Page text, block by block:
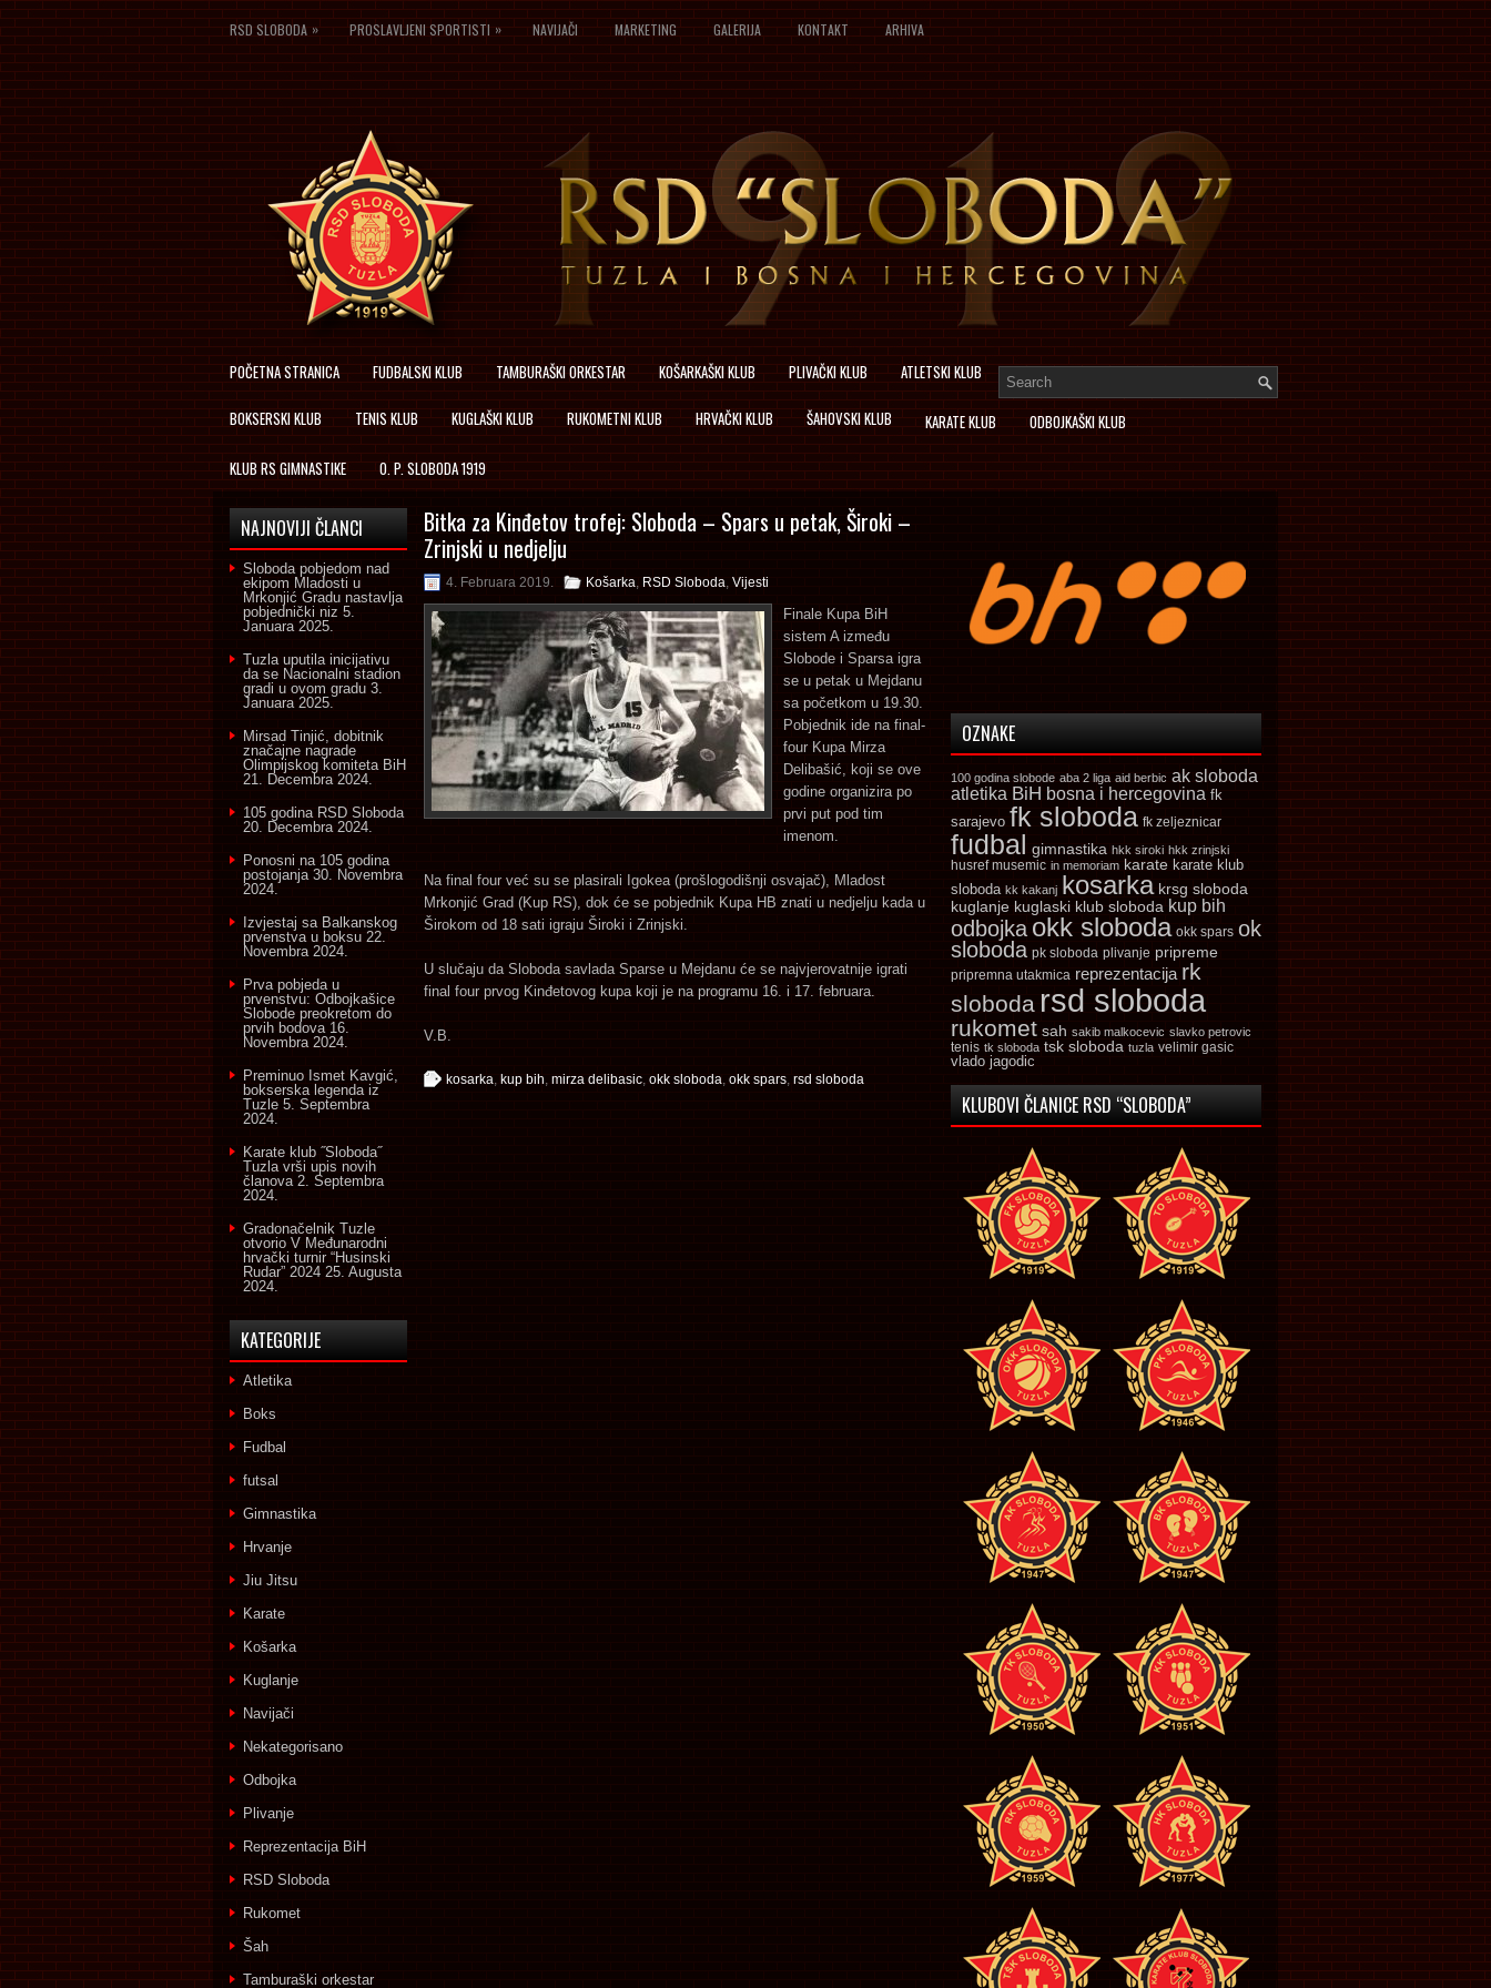
RSD SLOBODA » PROSLAVLJENI SPORTISTI » NAVIJAČI MARKETING GALERIJA KONTAKT ARHIVA
POČETNA STRANICA FUDBALSKI KLUB TAMBURAŠKI ORKESTAR KOŠARKAŠKI KLUB PLIVAČKI KLUB ATLETSKI KLUB
BOKSERSKI KLUB TENIS KLUB KUGLAŠKI KLUB RUKOMETNI KLUB HRVAČKI KLUB ŠAHOVSKI KLUB KARATE KLUB ODBOJKAŠKI KLUB
KLUB RS GIMNASTIKE O. P. SLOBODA 1919
Bitka za Kinđetov trofej: Sloboda – Spars u petak, Široki –
Zrinjski u nedjelju
4. Februara 2019. Košarka, RSD Sloboda, Vijesti
Finale Kupa BiH
sistem A između
Slobode i Sparsa igra
se u petak u Mejdanu
sa početkom u 19.30.
Pobjednik ide na final-
four Kupa Mirza
Delibašić, koji se ove
godine organizira po
prvi put pod tim
imenom.
Na final four već su se plasirali Igokea (prošlogodišnji osvajač), Mladost
Mrkonjić Grad (Kup RS), dok će se pobjednik Kupa HB znati u nedjelju kada u
Širokom od 18 sati igraju Široki i Zrinjski.
U slučaju da Sloboda savlada Sparse u Mejdanu će se najvjerovatnije igrati
final four prvog Kinđetovog kupa koji je na programu 16. i 17. februara.
V.B.
kosarka, kup bih, mirza delibasic, okk sloboda, okk spars, rsd sloboda
NAJNOVIJI ČLANCI
Sloboda pobjedom nad
ekipom Mladosti u
Mrkonjić Gradu nastavlja
pobjednički niz 5.
Januara 2025.
Tuzla uputila inicijativu
da se Nacionalni stadion
gradi u ovom gradu 3.
Januara 2025.
Mirsad Tinjić, dobitnik
značajne nagrade
Olimpijskog komiteta BiH
21. Decembra 2024.
105 godina RSD Sloboda
20. Decembra 2024.
Ponosni na 105 godina
postojanja 30. Novembra
2024.
Izvjestaj sa Balkanskog
prvenstva u boksu 22.
Novembra 2024.
Prva pobjeda u
prvenstvu: Odbojkašice
Slobode preokretom do
prvih bodova 16.
Novembra 2024.
Preminuo Ismet Kavgić,
bokserska legenda iz
Tuzle 5. Septembra
2024.
Karate klub ˝Sloboda˝
Tuzla vrši upis novih
članova 2. Septembra
2024.
Gradonačelnik Tuzle
otvorio V Međunarodni
hrvački turnir “Husinski
Rudar” 2024 25. Augusta
2024.
KATEGORIJE
Atletika
Boks
Fudbal
futsal
Gimnastika
Hrvanje
Jiu Jitsu
Karate
Košarka
Kuglanje
Navijači
Nekategorisano
Odbojka
Plivanje
Reprezentacija BiH
RSD Sloboda
Rukomet
Šah
Tamburaški orkestar
OZNAKE
100 godina slobode aba 2 liga aid berbic ak sloboda
atletika BiH bosna i hercegovina fk
sarajevo fk sloboda fk zeljeznicar
fudbal gimnastika hkk siroki hkk zrinjski
husref musemic in memoriam karate karate klub
sloboda kk kakanj kosarka krsg sloboda
kuglanje kuglaski klub sloboda kup bih
odbojka okk sloboda okk spars ok
sloboda pk sloboda plivanje pripreme
pripremna utakmica reprezentacija rk
sloboda rsd sloboda
rukomet sah sakib malkocevic slavko petrovic
tenis tk sloboda tsk sloboda tuzla velimir gasic
vlado jagodic
KLUBOVI ČLANICE RSD “SLOBODA”